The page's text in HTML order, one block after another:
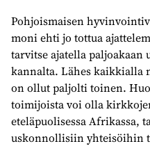
Pohjoismaisen
moni ehti jo tottua
tarvitse ajatella
kannalta. Lähes kaikkialla
on ollut paljolti toinen.
toimijoista voi olla
eteläpuolisessa Afrikassa,
uskonnollisiin yhteisöihin